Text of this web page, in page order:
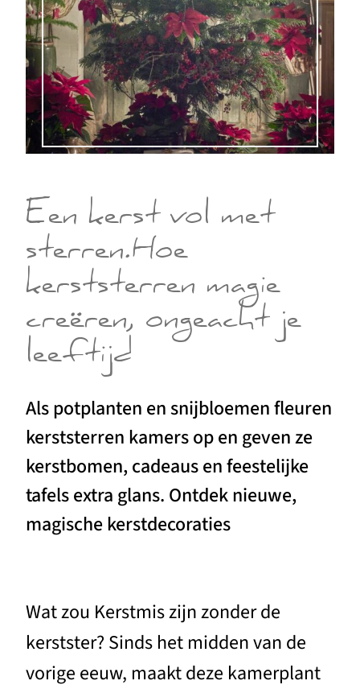
Een kerst vol met
sterren.Hoe
kerststerren magie
creëren, ongeacht je
leeftijd
Als potplanten en snijbloemen fleuren
kerststerren kamers op en geven ze
kerstbomen, cadeaus en feestelijke
tafels extra glans. Ontdek nieuwe,
magische kerstdecoraties
Wat zou Kerstmis zijn zonder de
kerstster? Sinds het midden van de
vorige eeuw, maakt deze kamerplant